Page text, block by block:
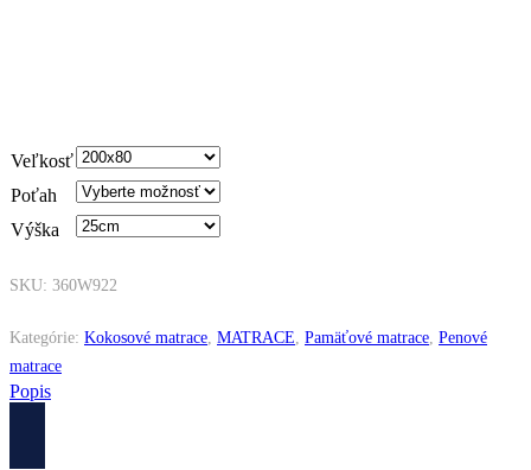
Veľkosť
Poťah
Výška
SKU: 360W922
Kategórie: Kokosové matrace, MATRACE, Pamäťové matrace, Penové
matrace
Popis